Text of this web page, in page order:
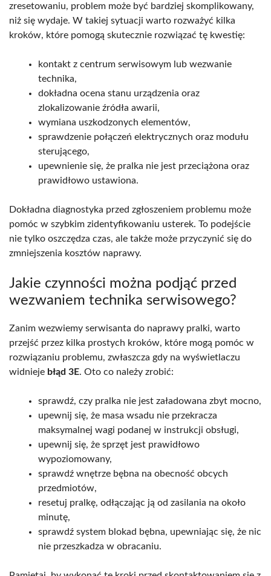
zresetowaniu, problem może być bardziej skomplikowany,
niż się wydaje. W takiej sytuacji warto rozważyć kilka
kroków, które pomogą skutecznie rozwiązać tę kwestię:
kontakt z centrum serwisowym lub wezwanie
technika,
dokładna ocena stanu urządzenia oraz
zlokalizowanie źródła awarii,
wymiana uszkodzonych elementów,
sprawdzenie połączeń elektrycznych oraz modułu
sterującego,
upewnienie się, że pralka nie jest przeciążona oraz
prawidłowo ustawiona.
Dokładna diagnostyka przed zgłoszeniem problemu może
pomóc w szybkim zidentyfikowaniu usterek. To podejście
nie tylko oszczędza czas, ale także może przyczynić się do
zmniejszenia kosztów naprawy.
Jakie czynności można podjąć przed
wezwaniem technika serwisowego?
Zanim wezwiemy serwisanta do naprawy pralki, warto
przejść przez kilka prostych kroków, które mogą pomóc w
rozwiązaniu problemu, zwłaszcza gdy na wyświetlaczu
widnieje błąd 3E. Oto co należy zrobić:
sprawdź, czy pralka nie jest załadowana zbyt mocno,
upewnij się, że masa wsadu nie przekracza
maksymalnej wagi podanej w instrukcji obsługi,
upewnij się, że sprzęt jest prawidłowo
wypoziomowany,
sprawdź wnętrze bębna na obecność obcych
przedmiotów,
resetuj pralkę, odłączając ją od zasilania na około
minutę,
sprawdź system blokad bębna, upewniając się, że nic
nie przeszkadza w obracaniu.